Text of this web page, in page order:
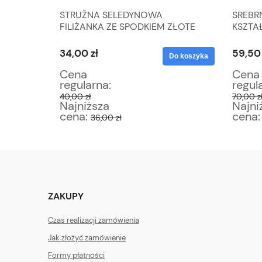
STRUŽNA SELEDYNOWA
FILIŻANKA ZE SPODKIEM ZŁOTE
34,00 zł
Cena
regularna:
40,00 zł
Najniższa
cena: 36,00 zł
Do koszyka
800
59,50
Cena
70,00
ZAKUPY
Czas realizacji zamówienia
Jak złożyć zamówienie
Formy płatności